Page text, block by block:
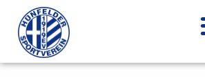
Inhalt
springen